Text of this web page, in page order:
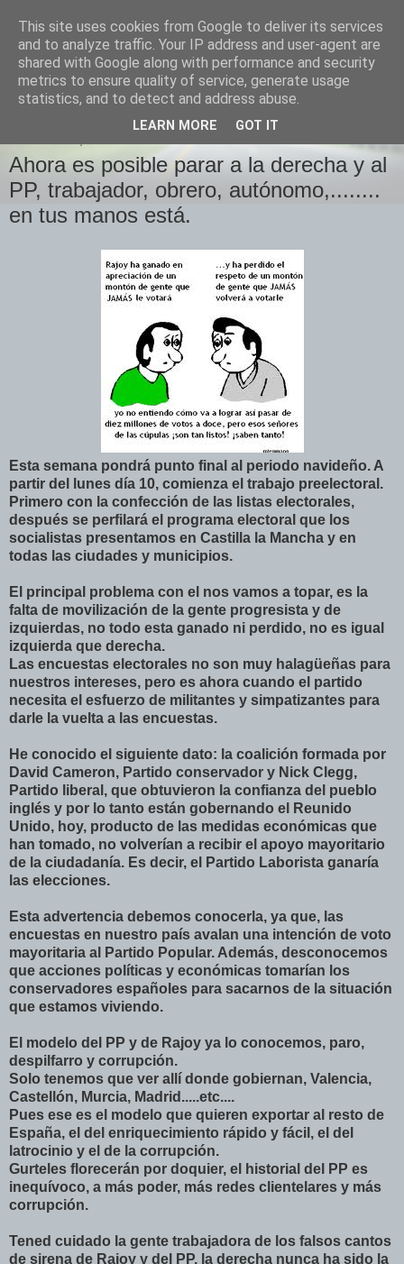
Izquierda Plural
Desde Cuenca para el mundo
Ahora es posible parar a la derecha y al
PP, trabajador, obrero, autónomo,........
en tus manos está.
Esta semana pondrá punto final al periodo navideño. A
partir del lunes día 10, comienza el trabajo preelectoral.
Primero con la confección de las listas electorales,
después se perfilará el programa electoral que los
socialistas presentamos en Castilla la Mancha y en
todas las ciudades y municipios.
El principal problema con el nos vamos a topar, es la
falta de movilización de la gente progresista y de
izquierdas, no todo esta ganado ni perdido, no es igual
izquierda que derecha.
Las encuestas electorales no son muy halagüeñas para
nuestros intereses, pero es ahora cuando el partido
necesita el esfuerzo de militantes y simpatizantes para
darle la vuelta a las encuestas.
He conocido el siguiente dato: la coalición formada por
David Cameron, Partido conservador y Nick Clegg,
Partido liberal, que obtuvieron la confianza del pueblo
inglés y por lo tanto están gobernando el Reunido
Unido, hoy, producto de las medidas económicas que
han tomado, no volverían a recibir el apoyo mayoritario
de la ciudadanía. Es decir, el Partido Laborista ganaría
las elecciones.
Esta advertencia debemos conocerla, ya que, las
encuestas en nuestro país avalan una intención de voto
mayoritaria al Partido Popular. Además, desconocemos
que acciones políticas y económicas tomarían los
conservadores españoles para sacarnos de la situación
que estamos viviendo.
El modelo del PP y de Rajoy ya lo conocemos, paro,
despilfarro y corrupción.
Solo tenemos que ver allí donde gobiernan, Valencia,
Castellón, Murcia, Madrid.....etc....
Pues ese es el modelo que quieren exportar al resto de
España, el del enriquecimiento rápido y fácil, el del
latrocinio y el de la corrupción.
Gurteles florecerán por doquier, el historial del PP es
inequívoco, a más poder, más redes clientelares y más
corrupción.
Tened cuidado la gente trabajadora de los falsos cantos
de sirena de Rajoy y del PP, la derecha nunca ha sido la
This site uses cookies from Google to deliver its services
and to analyze traffic. Your IP address and user-agent are
shared with Google along with performance and security
metrics to ensure quality of service, generate usage
statistics, and to detect and address abuse.
LEARN MORE GOT IT